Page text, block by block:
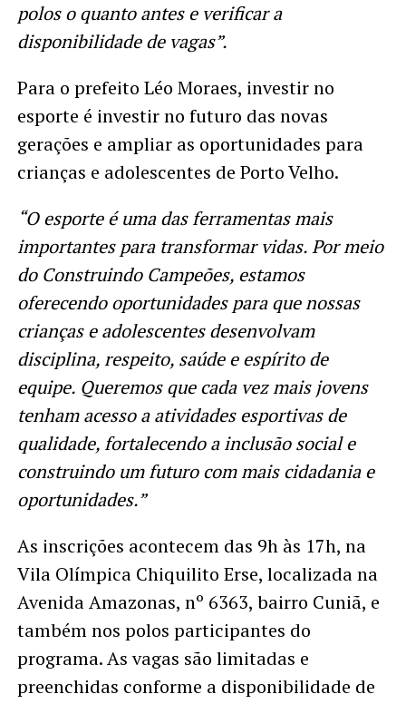
polos o quanto antes e verificar a
disponibilidade de vagas”.
Para o prefeito Léo Moraes, investir no
esporte é investir no futuro das novas
gerações e ampliar as oportunidades para
crianças e adolescentes de Porto Velho.
“O esporte é uma das ferramentas mais
importantes para transformar vidas. Por meio
do Construindo Campeões, estamos
oferecendo oportunidades para que nossas
crianças e adolescentes desenvolvam
disciplina, respeito, saúde e espírito de
equipe. Queremos que cada vez mais jovens
tenham acesso a atividades esportivas de
qualidade, fortalecendo a inclusão social e
construindo um futuro com mais cidadania e
oportunidades.”
As inscrições acontecem das 9h às 17h, na
Vila Olímpica Chiquilito Erse, localizada na
Avenida Amazonas, nº 6363, bairro Cuniã, e
também nos polos participantes do
programa. As vagas são limitadas e
preenchidas conforme a disponibilidade de